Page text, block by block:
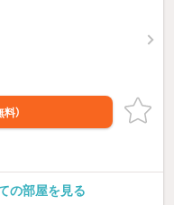
料）
の部屋を見る